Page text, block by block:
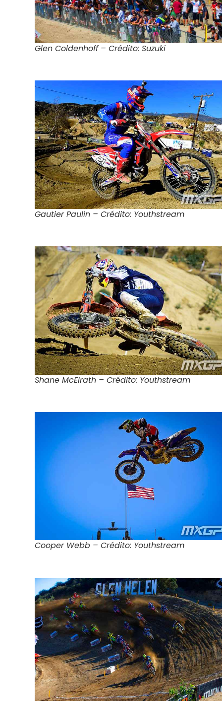
Glen Coldenhoff – Crédito: Suzuki
Gautier Paulin – Crédito: Youthstream
Shane McElrath – Crédito: Youthstream
Cooper Webb – Crédito: Youthstream